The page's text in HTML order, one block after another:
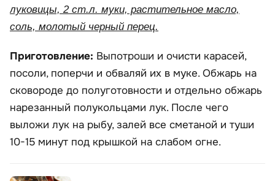
луковицы, 2 ст.л. муки, растительное масло,
соль, молотый черный перец.
Приготовление: Выпотроши и очисти карасей,
посоли, поперчи и обваляй их в муке. Обжарь на
сковороде до полуготовности и отдельно обжарь
нарезанный полукольцами лук. После чего
выложи лук на рыбу, залей все сметаной и туши
10-15 минут под крышкой на слабом огне.